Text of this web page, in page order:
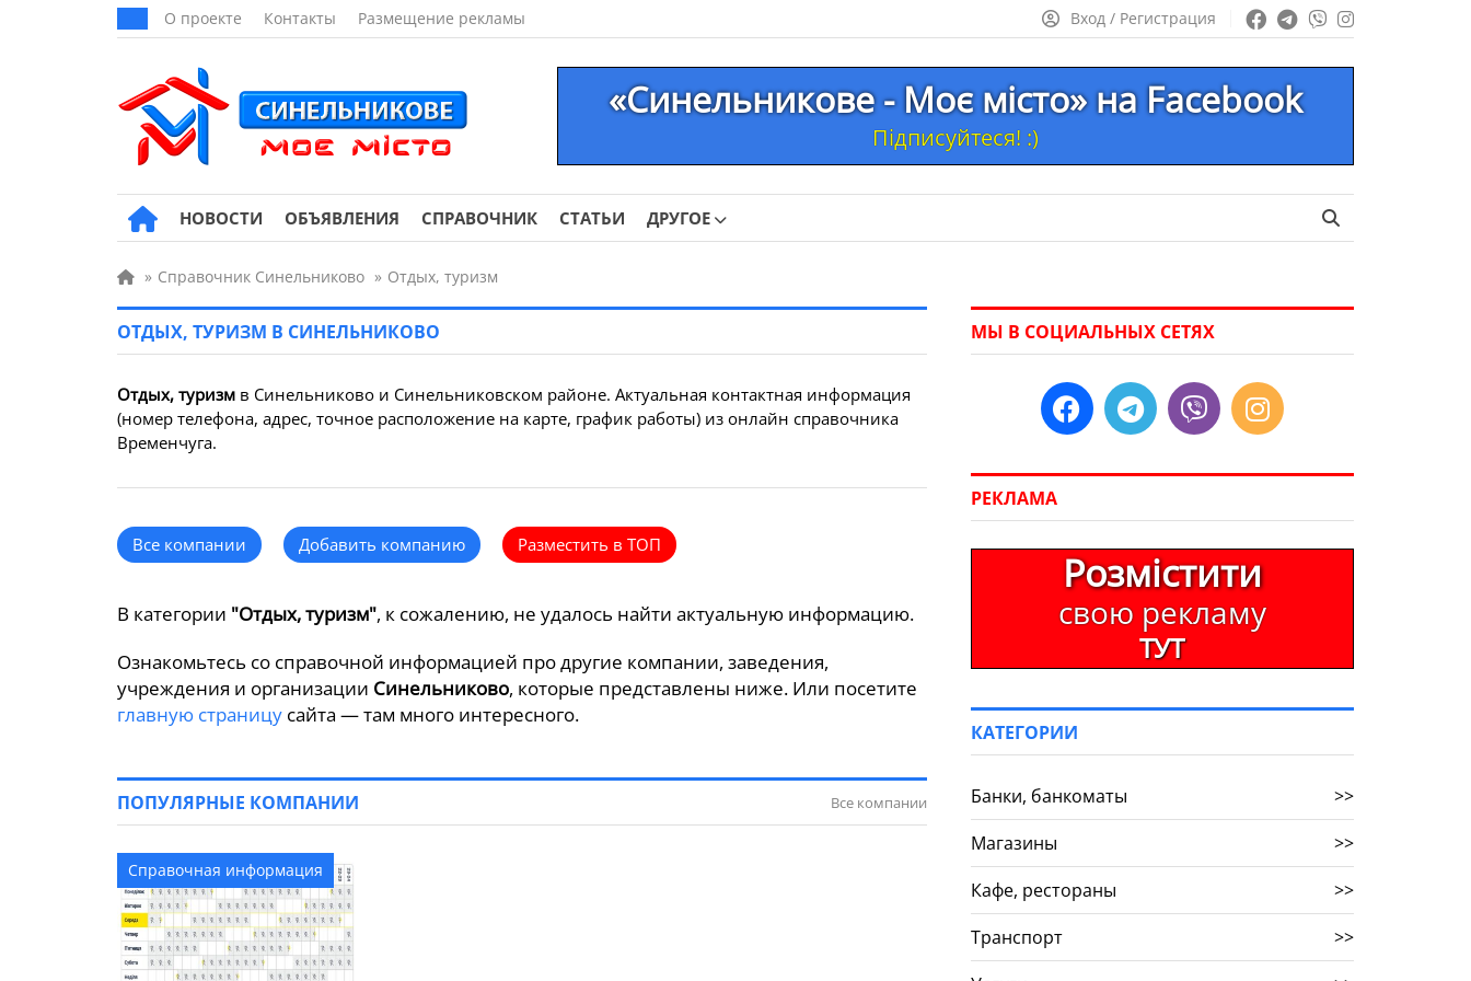
О проекте Контакты Размещение рекламы Вход / Регистрация
«Синельникове - Моє місто» на Facebook
Підписуйтеся! :)
НОВОСТИ ОБЪЯВЛЕНИЯ СПРАВОЧНИК СТАТЬИ ДРУГОЕ
» Справочник Синельниково » Отдых, туризм
ОТДЫХ, ТУРИЗМ В СИНЕЛЬНИКОВО
Отдых, туризм в Синельниково и Синельниковском районе. Актуальная контактная информация
(номер телефона, адрес, точное расположение на карте, график работы) из онлайн справочника
Временчуга.
Все компании Добавить компанию Разместить в ТОП
В категории "Отдых, туризм", к сожалению, не удалось найти актуальную информацию.
Ознакомьтесь со справочной информацией про другие компании, заведения,
учреждения и организации Синельниково, которые представлены ниже. Или посетите
главную страницу сайта — там много интересного.
ПОПУЛЯРНЫЕ КОМПАНИИ Все компании
Справочная информация
МЫ В СОЦИАЛЬНЫХ СЕТЯХ
РЕКЛАМА
Розмістити
свою рекламу
ТУТ
КАТЕГОРИИ
Банки, банкоматы
>>
Магазины
>>
Кафе, рестораны
>>
Транспорт
>>